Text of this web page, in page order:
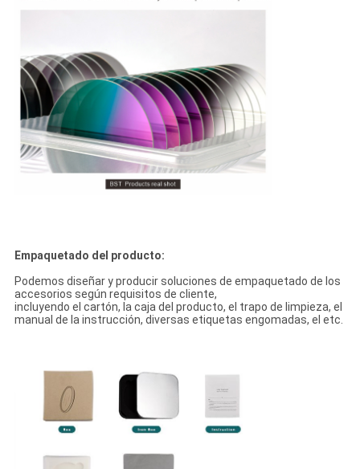
Empaquetado del producto:
Podemos diseñar y producir soluciones de empaquetado de los
accesorios según requisitos de cliente,
incluyendo el cartón, la caja del producto, el trapo de limpieza, el
manual de la instrucción, diversas etiquetas engomadas, el etc.